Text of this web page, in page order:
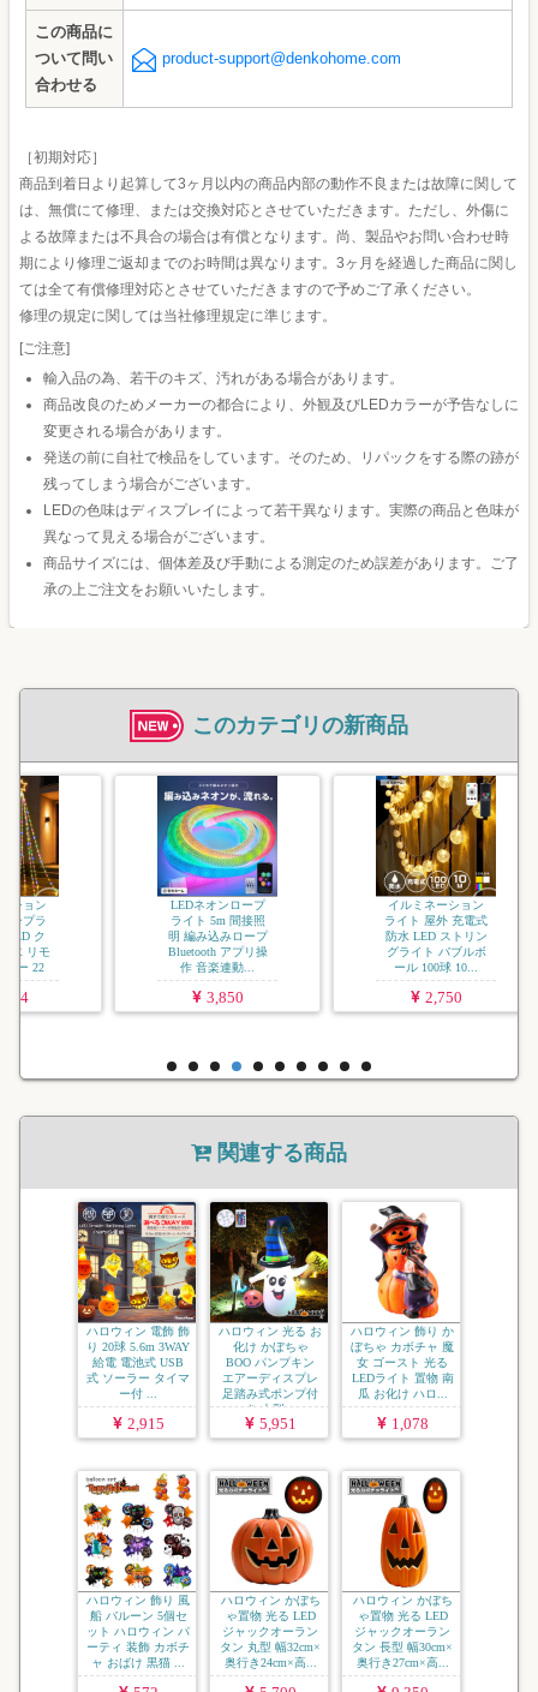
この商品に
ついて問い
合わせる
product-support@denkohome.com
［初期対応］
商品到着日より起算して3ヶ月以内の商品内部の動作不良または故障に関して
は、無償にて修理、または交換対応とさせていただきます。ただし、外傷に
よる故障または不具合の場合は有償となります。尚、製品やお問い合わせ時
期により修理ご返却までのお時間は異なります。3ヶ月を経過した商品に関し
ては全て有償修理対応とさせていただきますので予めご了承ください。
修理の規定に関しては当社修理規定に準じます。
[ご注意]
輸入品の為、若干のキズ、汚れがある場合があります。
商品改良のためメーカーの都合により、外観及びLEDカラーが予告なしに
変更される場合があります。
発送の前に自社で検品をしています。そのため、リパックをする際の跡が
残ってしまう場合がございます。
LEDの色味はディスプレイによって若干異なります。実際の商品と色味が
異なって見える場合がございます。
商品サイズには、個体差及び手動による測定のため誤差があります。ご了
承の上ご注文をお願いいたします。
このカテゴリの新商品
LEDネオンロープ
ライト 5m 間接照
明 編み込みロープ
Bluetooth アプリ操
作 音楽連動...
イルミネーション
ライト 屋外 充電式
防水 LED ストリン
グライト バブルボ
ール 100球 10...
イルミネーション
ジュエリーライト
ソフトコード USB
充電式 LED 屋外用
防水 調光 タイ...
3,080
関連する商品
ハロウィン 電飾 飾
り 20球 5.6m 3WAY
給電 電池式 USB
式 ソーラー タイマ
ー付 ...
2,915
ハロウィン 光る お
化け かぼちゃ
BOO パンプキン
エアーディスプレ
足踏み式ポンプ付
き 大型...
5,951
ハロウィン 飾り か
ぼちゃ カボチャ 魔
女 ゴースト 光る
LEDライト 置物 南
瓜 お化け ハロ...
1,078
ハロウィン 飾り 風
船 バルーン 5個セ
ット ハロウィン パ
ーティ 装飾 カボチ
ャ おばけ 黒猫 ...
ハロウィン かぼち
ゃ置物 光る LED
ジャックオーラン
タン 丸型 幅32cm×
奥行き24cm×高...
ハロウィン かぼち
ゃ置物 光る LED
ジャックオーラン
タン 長型 幅30cm×
奥行き27cm×高...